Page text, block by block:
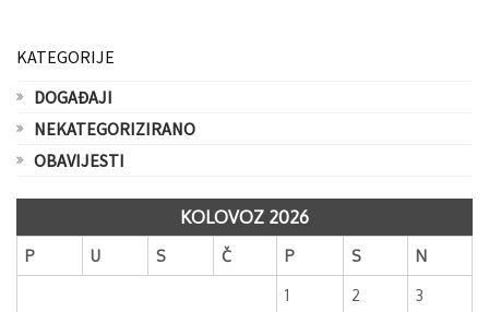
KATEGORIJE
DOGAĐAJI
NEKATEGORIZIRANO
OBAVIJESTI
KOLOVOZ 2026
P U S Č P S N
1 2 3